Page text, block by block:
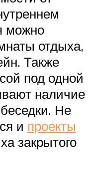
можно
отдыха,
Также
под одной
наличие
Не
и проекты
закрытого